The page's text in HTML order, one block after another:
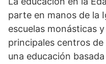
parte en manos de la
escuelas monásticas
principales centros
una educación